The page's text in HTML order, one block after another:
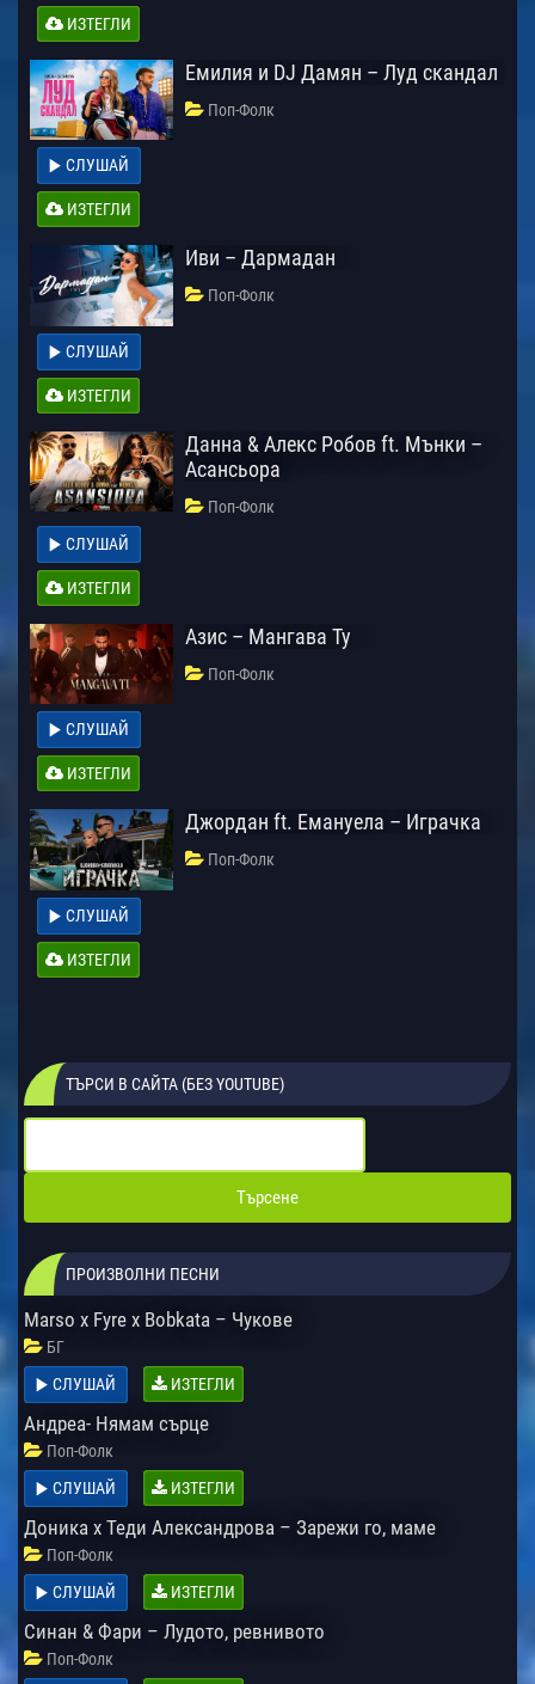
ИЗТЕГЛИ
Емилия и DJ Дамян – Луд скандал
Поп-Фолк
СЛУШАЙ
ИЗТЕГЛИ
Иви – Дармадан
Поп-Фолк
СЛУШАЙ
ИЗТЕГЛИ
Данна & Алекс Робов ft. Мънки –
Асансьора
Поп-Фолк
СЛУШАЙ
ИЗТЕГЛИ
Азис – Мангава Ту
Поп-Фолк
СЛУШАЙ
ИЗТЕГЛИ
Джордан ft. Емануела – Играчка
Поп-Фолк
СЛУШАЙ
ИЗТЕГЛИ
ТЪРСИ В САЙТА (БЕЗ YOUTUBE)
ПРОИЗВОЛНИ ПЕСНИ
Marso x Fyre x Bobkata – Чукове
БГ
СЛУШАЙ
ИЗТЕГЛИ
Андреа- Нямам сърце
Поп-Фолк
СЛУШАЙ
ИЗТЕГЛИ
Доника х Теди Александрова – Зарежи го, маме
Поп-Фолк
СЛУШАЙ
ИЗТЕГЛИ
Синан & Фари – Лудото, ревнивото
Поп-Фолк